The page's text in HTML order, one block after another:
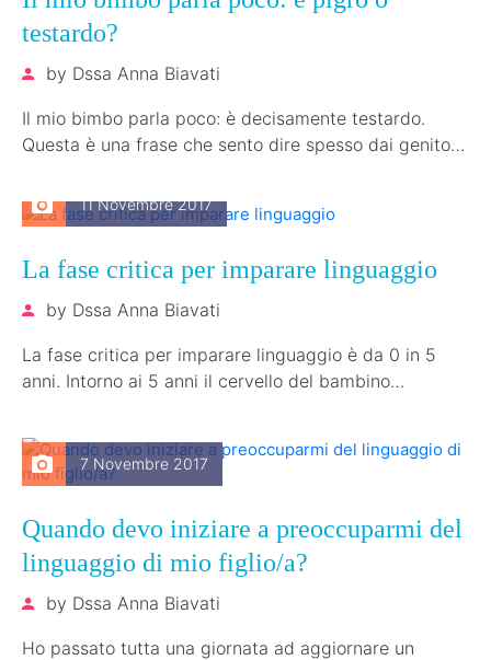
testardo?
by Dssa Anna Biavati
Il mio bimbo parla poco: è decisamente testardo.
Questa è una frase che sento dire spesso dai genitori,
11 Novembre 2017
La fase critica per imparare linguaggio
by Dssa Anna Biavati
La fase critica per imparare linguaggio è da 0 in 5
anni. Intorno ai 5 anni il cervello del bambino…
7 Novembre 2017
Quando devo iniziare a preoccuparmi del
linguaggio di mio figlio/a?
by Dssa Anna Biavati
Ho passato tutta una giornata ad aggiornare un